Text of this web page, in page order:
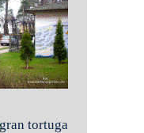
tortuga